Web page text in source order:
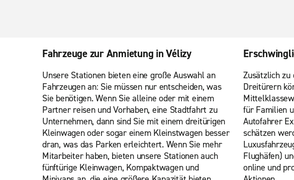
Fahrzeuge zur Anmietung in Vélizy
Unsere Stationen bieten eine große Auswahl an
Fahrzeugen an: Sie müssen nur entscheiden, was
Sie benötigen. Wenn Sie alleine oder mit einem
Partner reisen und Vorhaben, eine Stadtfahrt zu
Unternehmen, dann sind Sie mit einem dreitürigen
Kleinwagen oder sogar einem Kleinstwagen besser
dran, was das Parken erleichtert. Wenn Sie mehr
Mitarbeiter haben, bieten unsere Stationen auch
fünftürige Kleinwagen, Kompaktwagen und
Zusätzlich
Dreitürern
für Familien
Autofahrer
schätzen
Flughäfen)
online und